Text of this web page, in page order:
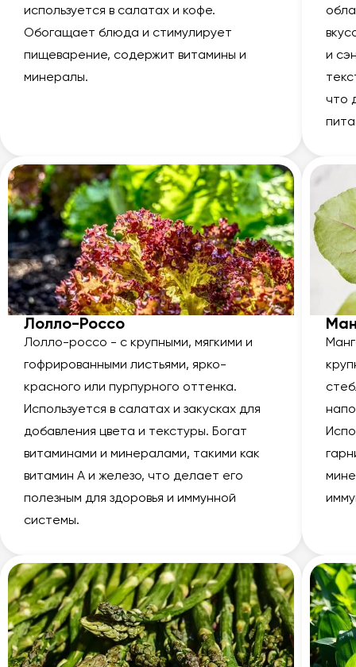
используется в салатах и кофе.
Обогащает блюда и стимулирует
пищеварение, содержит витамины и
минералы.
и
что
Лолло-Россо
Лолло-россо - с крупными, мягкими и
гофрированными листьями, ярко-
красного или пурпурного оттенка.
Используется в салатах и закусках для
добавления цвета и текстуры. Богат
витаминами и минералами, такими как
витамин А и железо, что делает его
полезным для здоровья и иммунной
системы.